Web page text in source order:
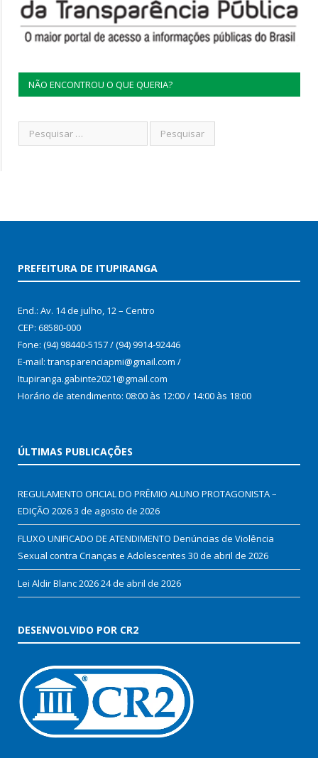
NÃO ENCONTROU O QUE QUERIA?
PREFEITURA DE ITUPIRANGA
End.: Av. 14 de julho, 12 – Centro
CEP: 68580-000
Fone: (94) 98440-5157 / (94) 9914-92446
E-mail: transparenciapmi@gmail.com /
Itupiranga.gabinte2021@gmail.com
Horário de atendimento: 08:00 às 12:00 / 14:00 às 18:00
ÚLTIMAS PUBLICAÇÕES
REGULAMENTO OFICIAL DO PRÊMIO ALUNO PROTAGONISTA –
EDIÇÃO 20263 de agosto de 2026
FLUXO UNIFICADO DE ATENDIMENTO Denúncias de Violência
Sexual contra Crianças e Adolescentes 30 de abril de 2026
Lei Aldir Blanc 202624 de abril de 2026
DESENVOLVIDO POR CR2